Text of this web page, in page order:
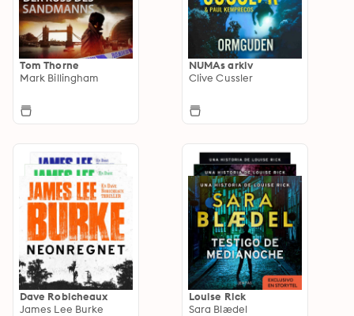
Tom Thorne
Mark Billingham
NUMAs arkiv
Clive Cussler
Dave Robicheaux
James Lee Burke
Louise Rick
Sara Blædel